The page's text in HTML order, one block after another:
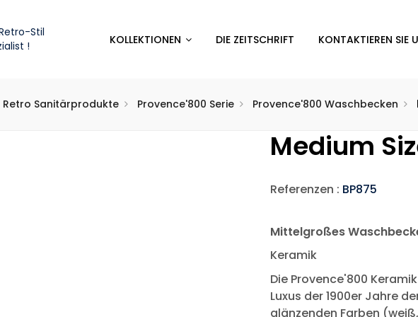
Stil
!
KOLLEKTIONEN DIE ZEITSCHRIFT KONTAKTIEREN SIE
Retro Sanitärprodukte Provence'800 Serie Provence'800 Waschbecken
Medium
Referenzen : BP875
Mittelgroßes
Keramik
Die Provence'800
Luxus der 1900er Jahre
glänzenden Farben